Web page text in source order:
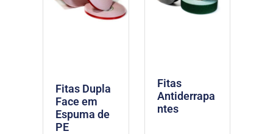
Fitas Dupla
Face em
Espuma de
PE
Fitas
Antiderrapa
ntes